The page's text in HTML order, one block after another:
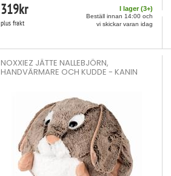
319kr
plus frakt
I lager (3+)
Beställ innan 14:00 och
vi skickar varan idag
NOXXIEZ JÄTTE NALLEBJÖRN,
HANDVÄRMARE OCH KUDDE - KANIN